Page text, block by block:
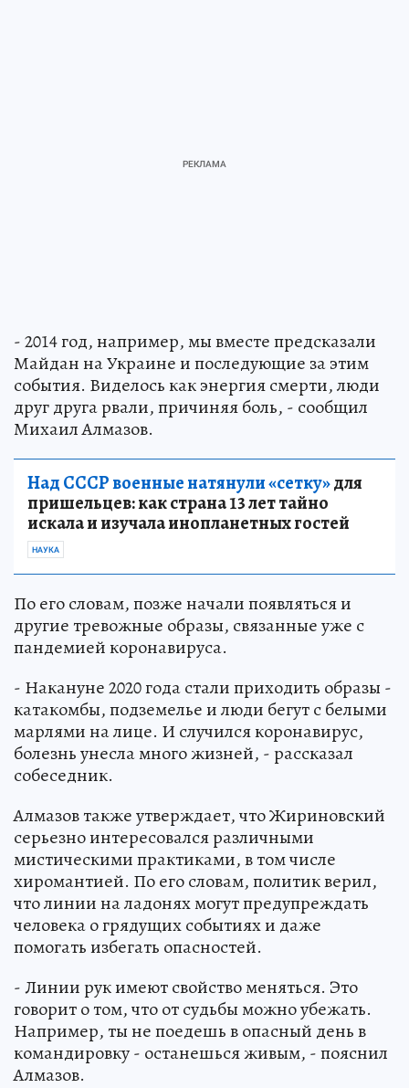
- 2014 год, например, мы вместе предсказали
Майдан на Украине и последующие за этим
события. Виделось как энергия смерти, люди
друг друга рвали, причиняя боль, - сообщил
Михаил Алмазов.
Над СССР военные натянули «сетку»для
пришельцев: как страна 13 лет тайно
искала и изучала инопланетных гостей
НАУКА
По его словам, позже начали появляться и
другие тревожные образы, связанные уже с
пандемией коронавируса.
- Накануне 2020 года стали приходить образы -
катакомбы, подземелье и люди бегут с белыми
марлями на лице. И случился коронавирус,
болезнь унесла много жизней, - рассказал
собеседник.
Алмазов также утверждает, что Жириновский
серьезно интересовался различными
мистическими практиками, в том числе
хиромантией. По его словам, политик верил,
что линии на ладонях могут предупреждать
человека о грядущих событиях и даже
помогать избегать опасностей.
- Линии рук имеют свойство меняться. Это
говорит о том, что от судьбы можно убежать.
Например, ты не поедешь в опасный день в
командировку - останешься живым, - пояснил
Алмазов.